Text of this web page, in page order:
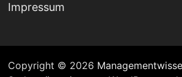
Impressum
Copyright © 2026